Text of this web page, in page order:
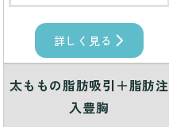
詳しく見る
太ももの脂肪吸引＋脂肪注
入豊胸